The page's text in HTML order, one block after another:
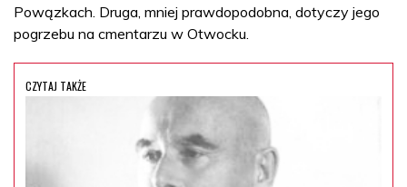
Powązkach. Druga, mniej prawdopodobna, dotyczy jego
pogrzebu na cmentarzu w Otwocku.
CZYTAJ TAKŻE